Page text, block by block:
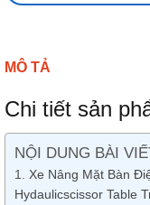
MÔ TẢ
Chi tiết sản
NỘI DUNG BÀI
Xe Nâng Mặt Bàn
Hydaulicscissor Table